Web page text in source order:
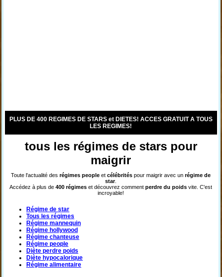
PLUS DE 400 REGIMES DE STARS et DIETES! ACCES GRATUIT A TOUS
LES REGIMES!
tous les régimes de stars pour
maigrir
Toute l'actualité desrégimespeopleetcélébrités pour maigrir avec unrégime de
star.
Accédez à plus de400 régimeset découvrez commentperdre du poidsvite. C'est
incroyable!
Régime de star
Tous les régimes
Régime mannequin
Régime hollywood
Régime chanteuse
Régime people
Diète perdre poids
Diète hypocalorique
Régime alimentaire